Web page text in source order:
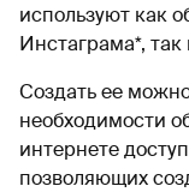
используют как
Инстаграма*,
Создать ее
необходимости
интернете
позволяющих